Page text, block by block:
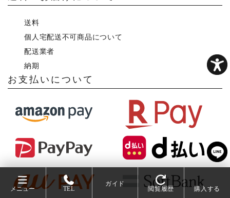
送料
個人宅配送不可商品について
配送業者
納期
お支払いについて
メニュー TEL
ガイド
閲覧履歴 購入する